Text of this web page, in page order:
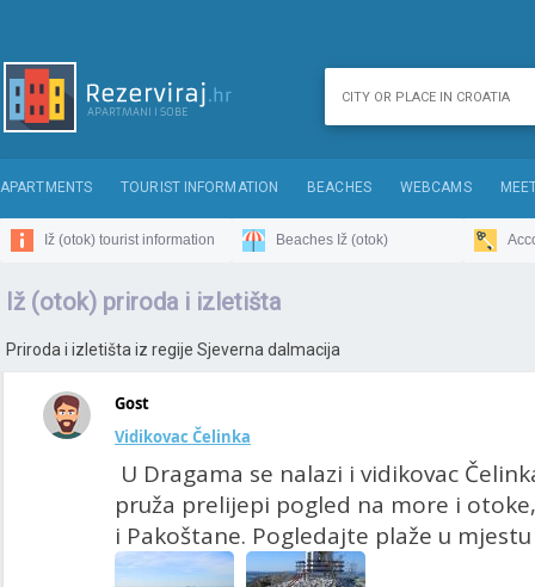
APARTMENTS TOURIST INFORMATION BEACHES WEBCAMS
Iž (otok) tourist information Beaches Iž (otok)
Iž (otok) priroda i izletišta
Priroda i izletišta iz regije Sjeverna dalmacija
Gost
Vidikovac Čelinka
U Dragama se nalazi i vidikovac
pruža prelijepi pogled na more i
i Pakoštane. Pogledajte plaže u